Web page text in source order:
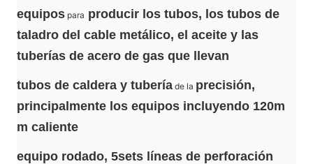
equipos para producir los tubos, los tubos de
taladro del cable metálico, el aceite y las
tuberías de acero de gas que llevan
tubos de caldera y tubería de la precisión,
principalmente los equipos incluyendo 120m
m caliente
equipo rodado, 5sets líneas de perforación